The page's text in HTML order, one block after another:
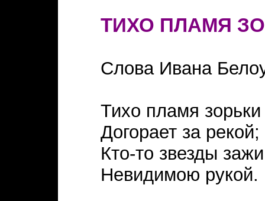
ТИХО ПЛАМЯ
Слова Ивана
Тихо пламя
Догорает за рекой;
Кто-то звезды
Невидимою рукой.